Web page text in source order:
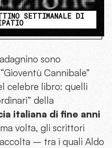
SETTIMANALE DI
sono
Cannibale”
celebre libro: quelli
della
italiana di fine anni
volta, gli scrittori
– tra i quali Aldo